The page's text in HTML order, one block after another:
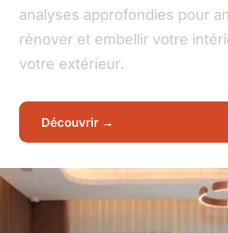
analyses approfondies pour
rénover et embellir votre
votre extérieur.
Découvrir →